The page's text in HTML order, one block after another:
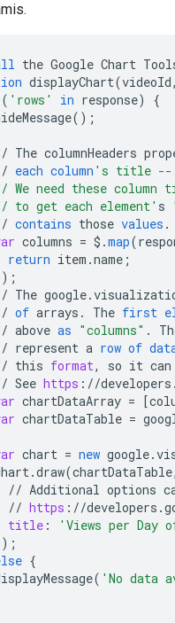
the Google Chart
displayChart(videoId,
( 'rows' in response)
{
();
The columnHeaders
each column 's title --
We need these column
to get each element'
s
contains those values .
columns = $ .map(
return item .name ;
);
The google.
of arrays . The first
above as "columns" .
represent a row of
this format, so it can
See https : //developers .
chartDataArray = [
chartDataTable =
chart = new google.
.draw(chartDataTable,
// Additional options
// https : //developers .
title : 'Views per Day
);
{
( 'No data